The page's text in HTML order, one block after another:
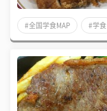
#全国学食MAP #学食